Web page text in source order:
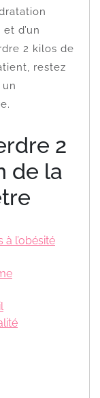
d’un
2 kilos de
restez
2
de la
l’obésité